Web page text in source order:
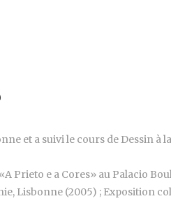
et a suivi le cours de Dessin à
Prieto e a Cores» au Palacio
Lisbonne (2005) ; Exposition